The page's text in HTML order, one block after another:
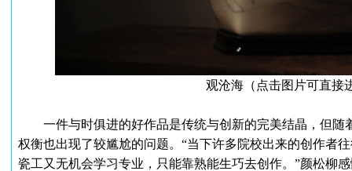
观沧海（点击图片可直接
一件与时俱进的好作品是传统与创新的完美结晶，但随
权衡也出现了较尴尬的问题。“当下许多院校出来的创作者
瓷工又无机会学习专业，只能靠熟能生巧去创作。”颜松柳